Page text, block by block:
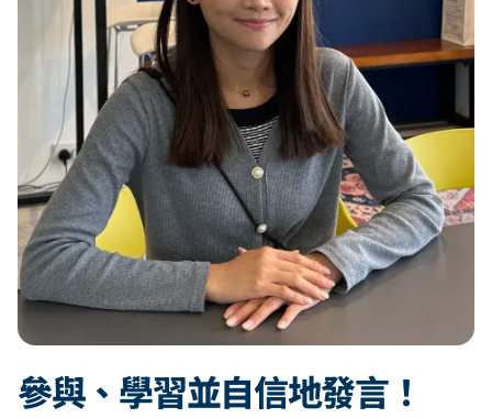
參與、學習並自信地發言！